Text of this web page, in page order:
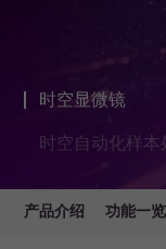
时空显微镜
时空自动化样
产品介绍 功能一览